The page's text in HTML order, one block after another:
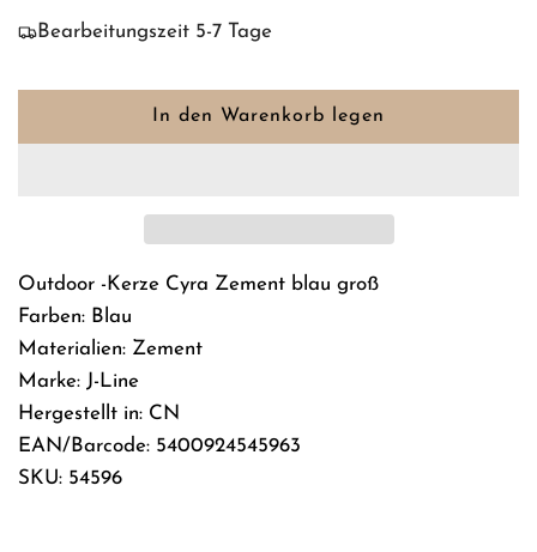
Bearbeitungszeit 5-7 Tage
In den Warenkorb legen
e
n
.
Outdoor -Kerze Cyra Zement blau groß
Farben: Blau
Materialien: Zement
Marke: J-Line
Hergestellt in: CN
EAN/Barcode: 5400924545963
SKU: 54596